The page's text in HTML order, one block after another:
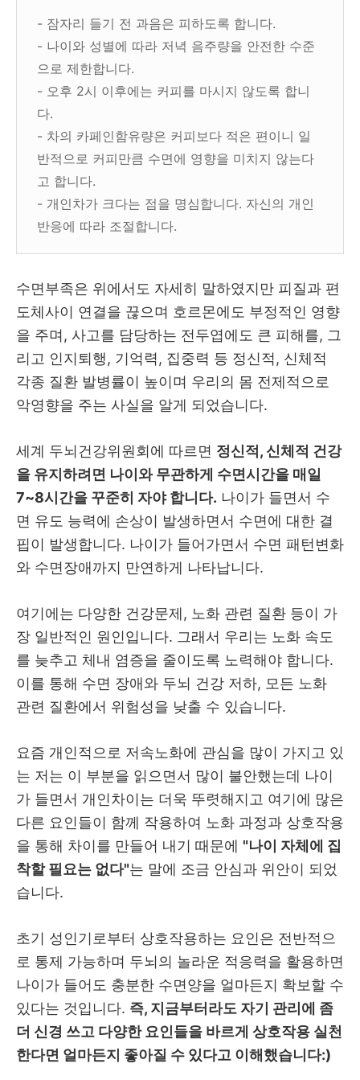
- 잠자리 들기 전 과음은 피하도록 합니다.
- 나이와 성별에 따라 저녁 음주량을 안전한 수준
으로 제한합니다.
- 오후 2시 이후에는 커피를 마시지 않도록 합니
다.
- 차의 카페인함유량은 커피보다 적은 편이니 일
반적으로 커피만큼 수면에 영향을 미치지 않는다
고 합니다.
- 개인차가 크다는 점을 명심합니다. 자신의 개인
반응에 따라 조절합니다.
수면부족은 위에서도 자세히 말하였지만 피질과 편
도체사이 연결을 끊으며 호르몬에도 부정적인 영향
을 주며, 사고를 담당하는 전두엽에도 큰 피해를, 그
리고 인지퇴행, 기억력, 집중력 등 정신적, 신체적
각종 질환 발병률이 높이며 우리의 몸 전제적으로
악영향을 주는 사실을 알게 되었습니다.
세계 두뇌건강위원회에 따르면 정신적, 신체적 건강
을 유지하려면 나이와 무관하게 수면시간을 매일
7~8시간을 꾸준히 자야 합니다. 나이가 들면서 수
면 유도 능력에 손상이 발생하면서 수면에 대한 결
핍이 발생합니다. 나이가 들어가면서 수면 패턴변화
와 수면장애까지 만연하게 나타납니다.
여기에는 다양한 건강문제, 노화 관련 질환 등이 가
장 일반적인 원인입니다. 그래서 우리는 노화 속도
를 늦추고 체내 염증을 줄이도록 노력해야 합니다.
이를 통해 수면 장애와 두뇌 건강 저하, 모든 노화
관련 질환에서 위험성을 낮출 수 있습니다.
요즘 개인적으로 저속노화에 관심을 많이 가지고 있
는 저는 이 부분을 읽으면서 많이 불안했는데 나이
가 들면서 개인차이는 더욱 뚜렷해지고 여기에 많은
다른 요인들이 함께 작용하여 노화 과정과 상호작용
을 통해 차이를 만들어 내기 때문에 "나이 자체에 집
착할 필요는 없다"는 말에 조금 안심과 위안이 되었
습니다.
초기 성인기로부터 상호작용하는 요인은 전반적으
로 통제 가능하며 두뇌의 놀라운 적응력을 활용하면
나이가 들어도 충분한 수면양을 얼마든지 확보할 수
있다는 것입니다. 즉, 지금부터라도 자기 관리에 좀
더 신경 쓰고 다양한 요인들을 바르게 상호작용 실천
한다면 얼마든지 좋아질 수 있다고 이해했습니다:)